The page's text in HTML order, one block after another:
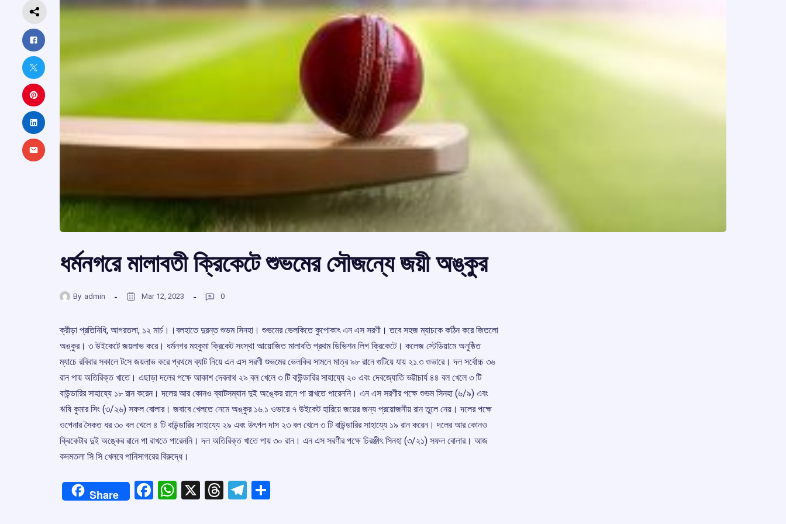
ধর্মনগরে মালাবতী ক্রিকেটে শুভমের সৌজন্যে জয়ী অঙ্কুর
By admin Mar 12, 2023 0
ক্রীড়া প্রতিনিধি, আগরতলা, ১২ মার্চ।।বলহাতে দুরন্ত শুভম সিনহা। শুভমের ভেলকিতে কুপোকাৎ এন এস সরণী। তবে সহজ ম্যাচকে কঠিন করে জিতলো
অঙ্কুর। ৩ উইকেটে জয়লাভ করে। ধর্মনগর মহকুমা ক্রিকেট সংস্থা আয়োজিত মালাবতি প্রথম ডিভিশন লিগ ক্রিকেটে। কলেজ স্টেডিয়ামে অনুষ্ঠিত
ম্যাচে রবিবার সকালে টসে জয়লাভ করে প্রথমে ব্যাট নিয়ে এন এস সরণী শুভমের ভেলকির সামনে মাত্র ৯৮ রানে গুটিয়ে যায় ২১.‌৩ ওভারে। দল সর্বোচ্চ ৩৬
রান পায় অতিরিক্ত খাতে। এছাড়া দলের পক্ষে আকাশ দেবনাথ ২৯ বল খেলে ৩ টি বাউন্ডারির সাহায্যে ২০ এবং দেবজ্যোতি ভট্টাচার্য ৪৪ বল খেলে ৩ টি
বাউন্ডারির সাহায্যে ১৮ রান করেন। দলের আর কোনও ব্যাটসম্যান দুই অঙ্কের রানে পা রাখতে পারেননি। এন এস সরণীর পক্ষে শুভম সিনহা (‌৬/‌৯) এবং
ঋষি কুমার সিং (‌৩/‌২৬) সফল বোলার। জবাবে খেলতে নেমে অঙ্কুর ১৬.‌১ ওভারে ৭ উইকেট হারিয়ে জয়ের জন্য প্রয়োজনীয় রান তুলে নেয়। দলের পক্ষে
ওপেনার সৈকত ধর ৩০ বল খেলে ৪ টি বাউন্ডারির সাহায্যে ২৯ এবং উৎপল দাস ২৩ বল খেলে ৩ টি বাউন্ডারির সাহায্যে ১৯ রান করেন। দলের আর কোনও
ক্রিকেটার দুই অঙ্কের রানে পা রাখতে পারেননি। দল অতিরিক্ত খাতে পায় ৩০ রান।‌‌ এন এস সরণীর পক্ষে চিরঞ্জীৎ সিনহা (‌৩/‌২১) সফল বোলার। আজ
কদমতলা সি সি খেলবে পানিসাগরের বিরুদ্ধে। ‌
Share Facebook
WhatsApp
X Threads
Telegram